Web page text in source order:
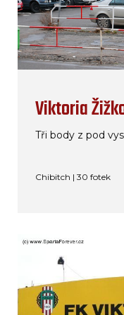
Viktoria
Tři body z pod
Chibitch | 30 fotek